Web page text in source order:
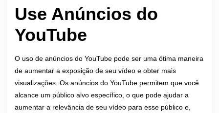
Use Anúncios do
YouTube
O uso de anúncios do YouTube pode ser uma ótima maneira
de aumentar a exposição de seu vídeo e obter mais
visualizações. Os anúncios do YouTube permitem que você
alcance um público alvo específico, o que pode ajudar a
aumentar a relevância de seu vídeo para esse público e,